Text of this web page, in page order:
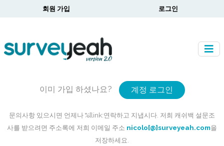
회원 가입 로그인
이미 가입 하셨나요? 계정 로그인
문의사항 있으시면 언제나 %{link:연락하고 지냅시다. 저희 캐쉬백 설문조
사를 받으려면 주소록에 저희 이메일 주소 nicolo[@]surveyeah.com을
저장하세요.